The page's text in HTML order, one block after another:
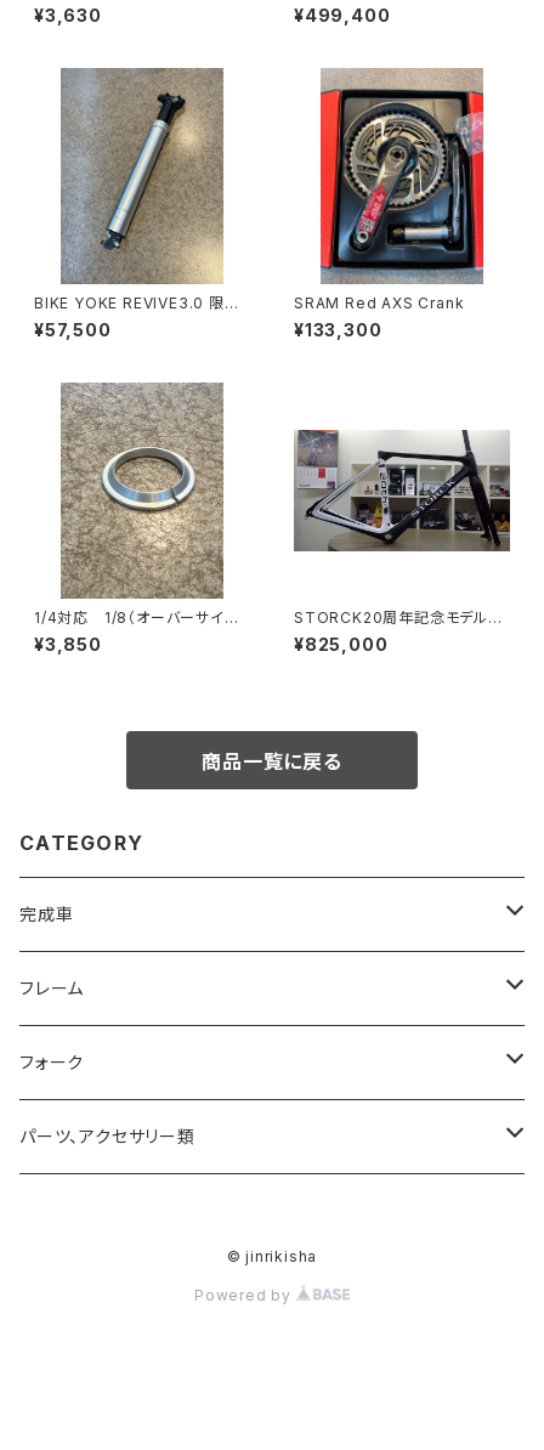
¥3,630 ¥499,400
BIKE YOKE REVIVE3.0 限定
シルバー
¥57,500
SRAM Red AXS Crank
¥133,300
1/4対応 1/8（オーバーサイズ）
下玉押し
¥3,850
STORCK20周年記念モデル
エアロナリオディスク
¥825,000
商品一覧に戻る
CATEGORY
完成車
ROAD
MTB
MTB完成車特別価格品
フレーム
ROADフレーム
ROADフレーム 特別価格品
フォーク
サスペンション
パーツ、アクセサリー類
© jinrikisha
Powered by